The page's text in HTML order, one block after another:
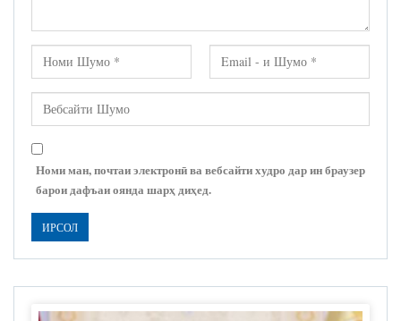
Номи ман, почтаи электронӣ ва вебсайти худро дар ин браузер
барои дафъаи оянда шарҳ диҳед.